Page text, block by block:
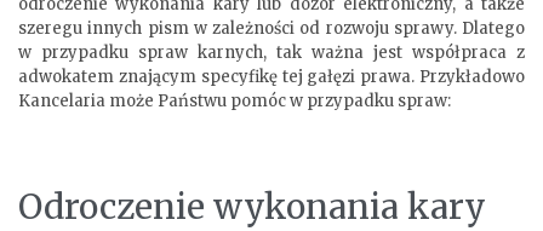
odroczenie wykonania kary lub dozór elektroniczny, a także
szeregu innych pism w zależności od rozwoju sprawy. Dlatego
w przypadku spraw karnych, tak ważna jest współpraca z
adwokatem znającym specyfikę tej gałęzi prawa. Przykładowo
Kancelaria może Państwu pomóc w przypadku spraw:
Odroczenie wykonania kary